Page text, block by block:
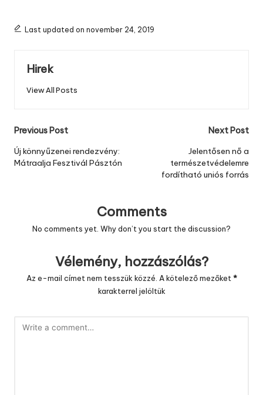
Last updated on november 24, 2019
Hirek
View All Posts
Post
navigation
Previous Post
Új könnyűzenei rendezvény:
Mátraalja Fesztivál Pásztón
Next Post
Jelentősen nő a
természetvédelemre
fordítható uniós forrás
Comments
No comments yet. Why don’t you start the discussion?
Vélemény, hozzászólás?
Az e-mail címet nem tesszük közzé. A kötelező mezőket*
karakterrel jelöltük